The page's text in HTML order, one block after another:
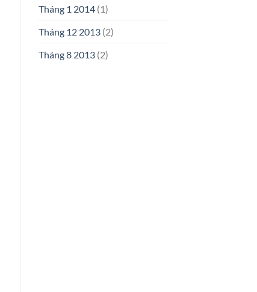
Tháng 1 2014(1)
Tháng 12 2013(2)
Tháng 8 2013(2)